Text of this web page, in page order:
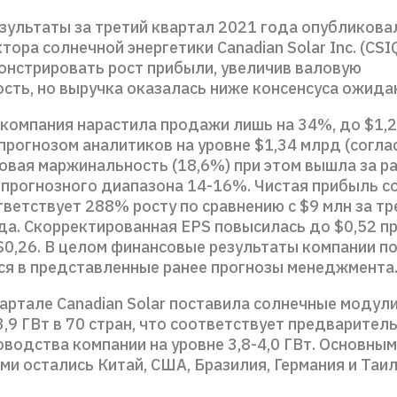
за третий квартал 2021 года
солнечной энергетики Canadian Solar Inc.
рост прибыли, увеличив валовую
но выручка оказалась ниже консенсуса
нарастила продажи лишь на 34%, до
аналитиков на уровне $1,34 млрд
маржинальность (18,6%) при этом вышла за
диапазона 14-16%. Чистая прибыль
288% росту по сравнению с $9 млн за
Скорректированная EPS повысилась до $0,52
В целом финансовые результаты компании
в представленные ранее прогнозы менеджмента.
Canadian Solar поставила солнечные
ГВт в 70 стран, что соответствует
компании на уровне 3,8-4,0 ГВт.
остались Китай, США, Бразилия, Германия и